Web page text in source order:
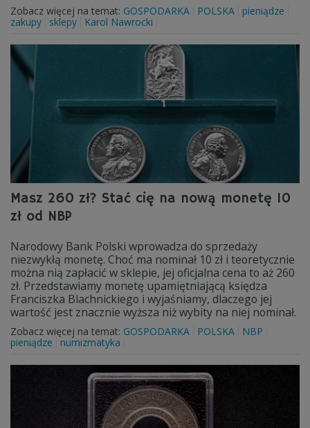
Zobacz więcej na temat: GOSPODARKA POLSKA
pieniądze
zakupy
sklepy Karol Nawrocki
Masz 260 zł? Stać cię na nową monetę 10
zł od NBP
Narodowy Bank Polski wprowadza do sprzedaży
niezwykłą monetę. Choć ma nominał 10 zł i teoretycznie
można nią zapłacić w sklepie, jej oficjalna cena to aż 260
zł. Przedstawiamy monetę upamiętniającą księdza
Franciszka Blachnickiego i wyjaśniamy, dlaczego jej
wartość jest znacznie wyższa niż wybity na niej nominał.
Zobacz więcej na temat: GOSPODARKA POLSKA
NBP
pieniądze
numizmatyka